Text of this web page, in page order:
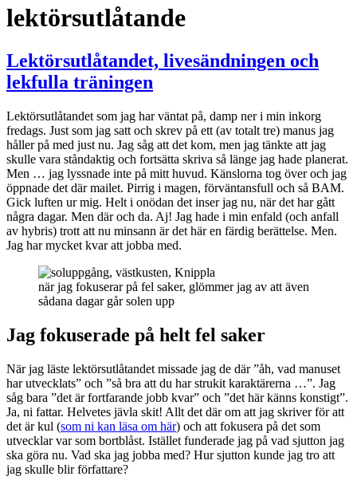
lektörsutlåtande
Lektörsutlåtandet, livesändningen och
lekfulla träningen
Lektörsutlåtandet som jag har väntat på, damp ner i min inkorg
fredags. Just som jag satt och skrev på ett (av totalt tre) manus jag
håller på med just nu. Jag såg att det kom, men jag tänkte att jag
skulle vara ståndaktig och fortsätta skriva så länge jag hade planerat.
Men … jag lyssnade inte på mitt huvud. Känslorna tog över och jag
öppnade det där mailet. Pirrig i magen, förväntansfull och så BAM.
Gick luften ur mig. Helt i onödan det inser jag nu, när det har gått
några dagar. Men där och da. Aj! Jag hade i min enfald (och anfall
av hybris) trott att nu minsann är det här en färdig berättelse. Men.
Jag har mycket kvar att jobba med.
när jag fokuserar på fel saker, glömmer jag av att även
sådana dagar går solen upp
Jag fokuserade på helt fel saker
När jag läste lektörsutlåtandet missade jag de där ”åh, vad manuset
har utvecklats” och ”så bra att du har strukit karaktärerna …”. Jag
såg bara ”det är fortfarande jobb kvar” och ”det här känns konstigt”.
Ja, ni fattar. Helvetes jävla skit! Allt det där om att jag skriver för att
det är kul (som ni kan läsa om här) och att fokusera på det som
utvecklar var som bortblåst. Istället funderade jag på vad sjutton jag
ska göra nu. Vad ska jag jobba med? Hur sjutton kunde jag tro att
jag skulle blir författare?